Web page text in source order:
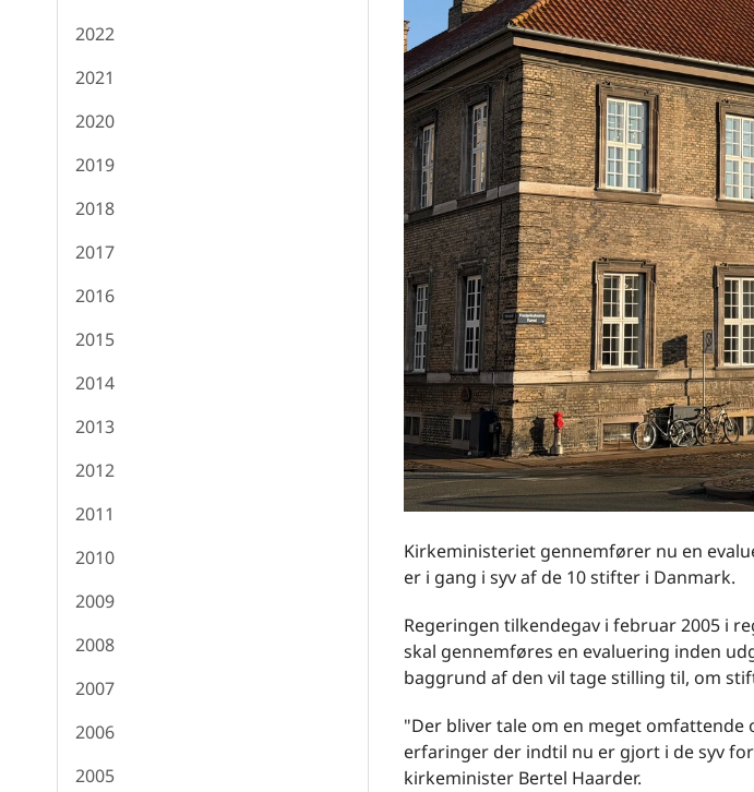
2022
2021
2020
2019
2018
2017
2016
2015
2014
2013
2012
2011
2010
2009
2008
2007
2006
2005
Kirkeministeriet gennemfører nu en
er i gang i syv af de 10 stifter i Danmark.
Regeringen tilkendegav i februar 2005 i
skal gennemføres en evaluering inden
baggrund af den vil tage stilling til, om
"Der bliver tale om en meget omfattende
erfaringer der indtil nu er gjort i de syv
kirkeminister Bertel Haarder.